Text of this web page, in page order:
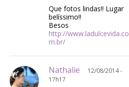
Que fotos lindas!! Lugar
belíssimo!!
Besos
http://www.ladulcevida.co
m.br/
Nathalie
12/08/2014 -
17h17